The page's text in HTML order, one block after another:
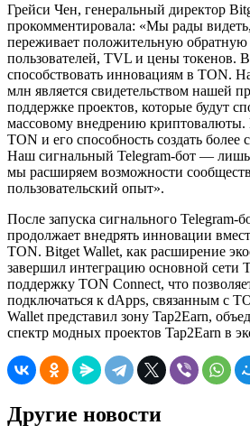
Грейси Чен, генеральный директор
прокомментировала: «Мы рады
переживает положительную обратную
пользователей, TVL и цены токенов.
способствовать инновациям в TON.
млн является свидетельством нашей
поддержке проектов, которые будут
массовому внедрению
TON и его способность создать более
Наш сигнальный Telegram-бот —
мы расширяем возможности
пользовательский опыт».
После запуска сигнального Telegram-
продолжает внедрять инновации
TON. Bitget Wallet, как расширение
завершил интеграцию основной сети
поддержку TON Connect, что
подключаться к dApps, связанным с
Wallet представил зону Tap2Earn,
спектр модных проектов Tap2Earn в
Другие новости